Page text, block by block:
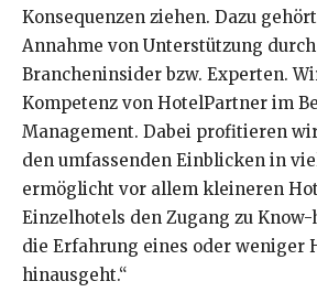
Konsequenzen ziehen. Dazu
Annahme von Unterstützung
Brancheninsider bzw. Experten.
Kompetenz von HotelPartner im
Management. Dabei profitieren
den umfassenden Einblicken in
ermöglicht vor allem kleineren
Einzelhotels den Zugang zu
die Erfahrung eines oder weniger
hinausgeht.“